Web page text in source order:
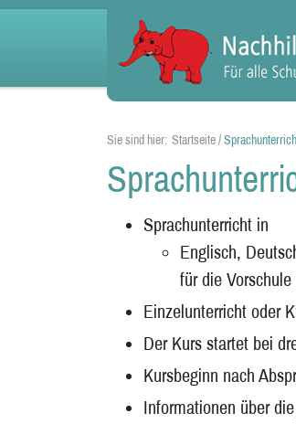
Sie sind hier: Startseite /
Sprachunterricht in
Englisch,
für die
Einzelunterricht oder
Der Kurs startet bei
Kursbeginn nach
Informationen über